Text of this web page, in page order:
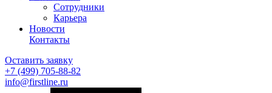
Сотрудники
Карьера
Новости
Контакты
Оставить заявку
+7 (499) 705-88-82
info@firstline.ru